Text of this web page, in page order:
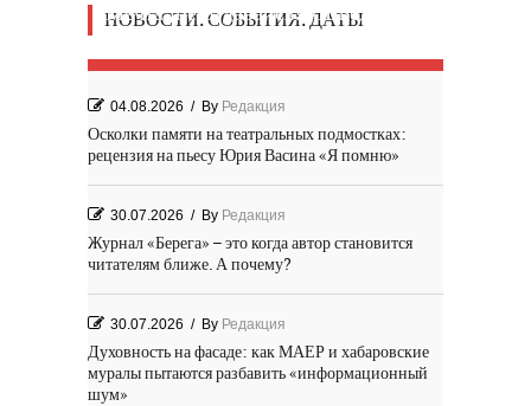
НОВОСТИ. СОБЫТИЯ. ДАТЫ
Мечта, не отдавайся! «Шведская
04.08.2026 / By Редакция
Осколки памяти на театральных подмостках:
рецензия на пьесу Юрия Васина «Я помню»
30.07.2026 / By Редакция
Журнал «Берега» – это когда автор становится
читателям ближе. А почему?
30.07.2026 / By Редакция
Духовность на фасаде: как МАЕР и хабаровские
муралы пытаются разбавить «информационный
шум»